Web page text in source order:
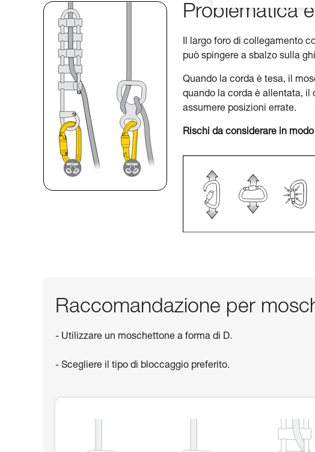
Problematica
Il largo foro di collegamento
può spingere a sbalzo sulla
Quando la corda è tesa, il
quando la corda è allentata, il
assumere posizioni errate.
Rischi da considerare in
Raccomandazione per
- Utilizzare un moschettone a forma di D.
- Scegliere il tipo di bloccaggio preferito.